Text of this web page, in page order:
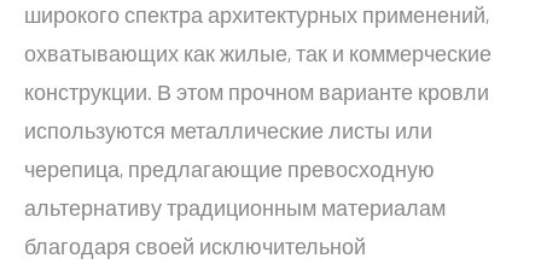
широкого спектра архитектурных применений,
охватывающих как жилые, так и коммерческие
конструкции. В этом прочном варианте кровли
используются металлические листы или
черепица, предлагающие превосходную
альтернативу традиционным материалам
благодаря своей исключительной